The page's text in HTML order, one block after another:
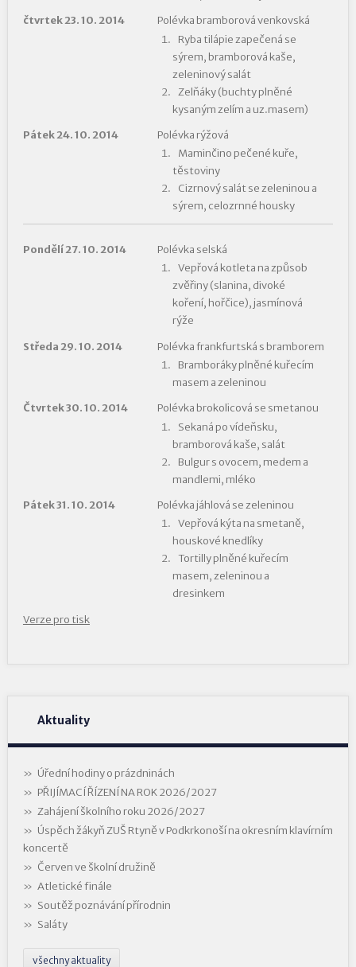
čtvrtek 23. 10. 2014
Polévka bramborová venkovská
Ryba tilápie zapečená se
sýrem, bramborová kaše,
zeleninový salát
Zelňáky (buchty plněné
kysaným zelím a uz.masem)
Pátek 24. 10. 2014
Polévka rýžová
Maminčino pečené kuře,
těstoviny
Cizrnový salát se zeleninou a
sýrem, celozrnné housky
Pondělí 27. 10. 2014
Polévka selská
Vepřová kotleta na způsob
zvěřiny (slanina, divoké
koření, hořčice), jasmínová
rýže
Středa 29. 10. 2014
Polévka frankfurtská s bramborem
Bramboráky plněné kuřecím
masem a zeleninou
Čtvrtek 30. 10. 2014
Polévka brokolicová se smetanou
Sekaná po vídeňsku,
bramborová kaše, salát
Bulgur s ovocem, medem a
mandlemi, mléko
Pátek 31. 10. 2014
Polévka jáhlová se zeleninou
Vepřová kýta na smetaně,
houskové knedlíky
Tortilly plněné kuřecím
masem, zeleninou a
dresinkem
Verze pro tisk
Aktuality
Úřední hodiny o prázdninách
PŘIJÍMACÍ ŘÍZENÍ NA ROK 2026/2027
Zahájení školního roku 2026/2027
Úspěch žákyň ZUŠ Rtyně v Podkrkonoší na okresním klavírním
koncertě
Červen ve školní družině
Atletické finále
Soutěž poznávání přírodnin
Saláty
všechny aktuality